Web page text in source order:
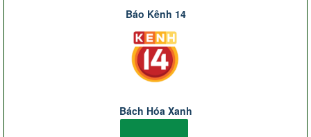
Báo Kênh 14
Bách Hóa Xanh